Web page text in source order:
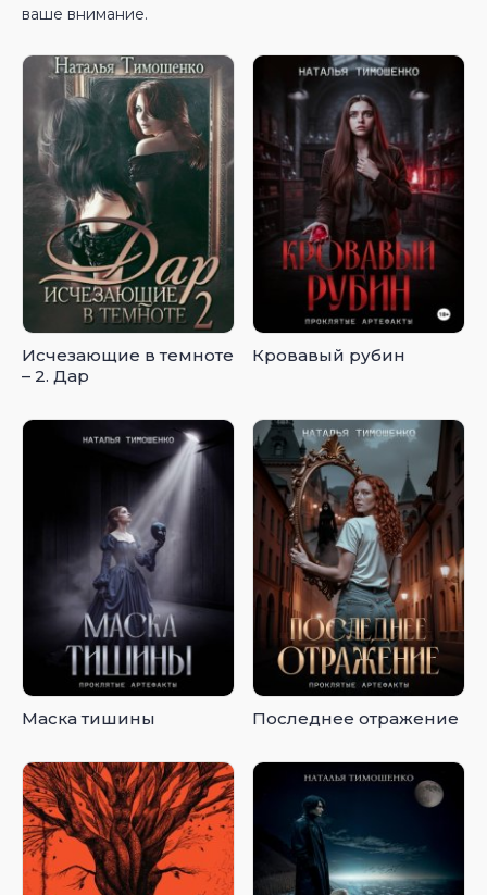
ваше внимание.
Исчезающие в темноте
– 2. Дар
Кровавый рубин
Маска тишины Последнее отражение